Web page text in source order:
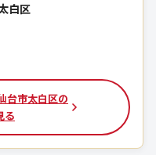
白区
台市太白区の
る